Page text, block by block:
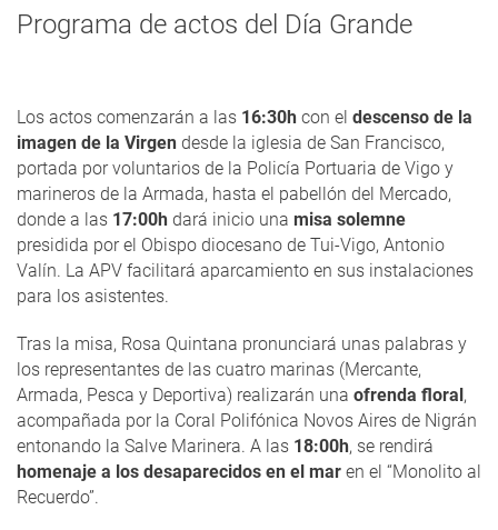
Programa de actos del Día Grande
Los actos comenzarán a las 16:30h con el descenso de la
imagen de la Virgen desde la iglesia de San Francisco,
portada por voluntarios de la Policía Portuaria de Vigo y
marineros de la Armada, hasta el pabellón del Mercado,
donde a las 17:00h dará inicio una misa solemne
presidida por el Obispo diocesano de Tui-Vigo, Antonio
Valín. La APV facilitará aparcamiento en sus instalaciones
para los asistentes.
Tras la misa, Rosa Quintana pronunciará unas palabras y
los representantes de las cuatro marinas (Mercante,
Armada, Pesca y Deportiva) realizarán una ofrenda floral,
acompañada por la Coral Polifónica Novos Aires de Nigrán
entonando la Salve Marinera. A las 18:00h, se rendirá
homenaje a los desaparecidos en el mar en el “Monolito al
Recuerdo”.